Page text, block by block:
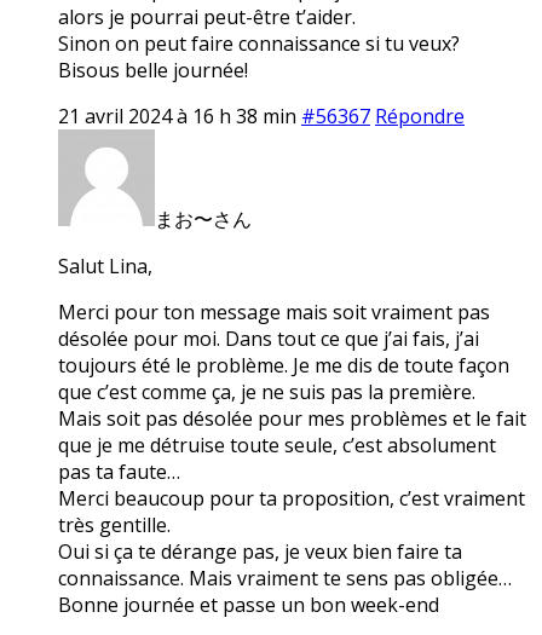
alors je pourrai peut-être t’aider.
Sinon on peut faire connaissance si tu veux?
Bisous belle journée!
21 avril 2024 à 16 h 38 min #56367 Répondre
まお〜さん
Salut Lina,
Merci pour ton message mais soit vraiment pas
désolée pour moi. Dans tout ce que j’ai fais, j’ai
toujours été le problème. Je me dis de toute façon
que c’est comme ça, je ne suis pas la première.
Mais soit pas désolée pour mes problèmes et le fait
que je me détruise toute seule, c’est absolument
pas ta faute…
Merci beaucoup pour ta proposition, c’est vraiment
très gentille.
Oui si ça te dérange pas, je veux bien faire ta
connaissance. Mais vraiment te sens pas obligée…
Bonne journée et passe un bon week-end